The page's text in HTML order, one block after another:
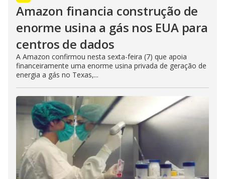
Amazon financia construção de
enorme usina a gás nos EUA para
centros de dados
A Amazon confirmou nesta sexta-feira (7) que apoia
financeiramente uma enorme usina privada de geração de
energia a gás no Texas,...